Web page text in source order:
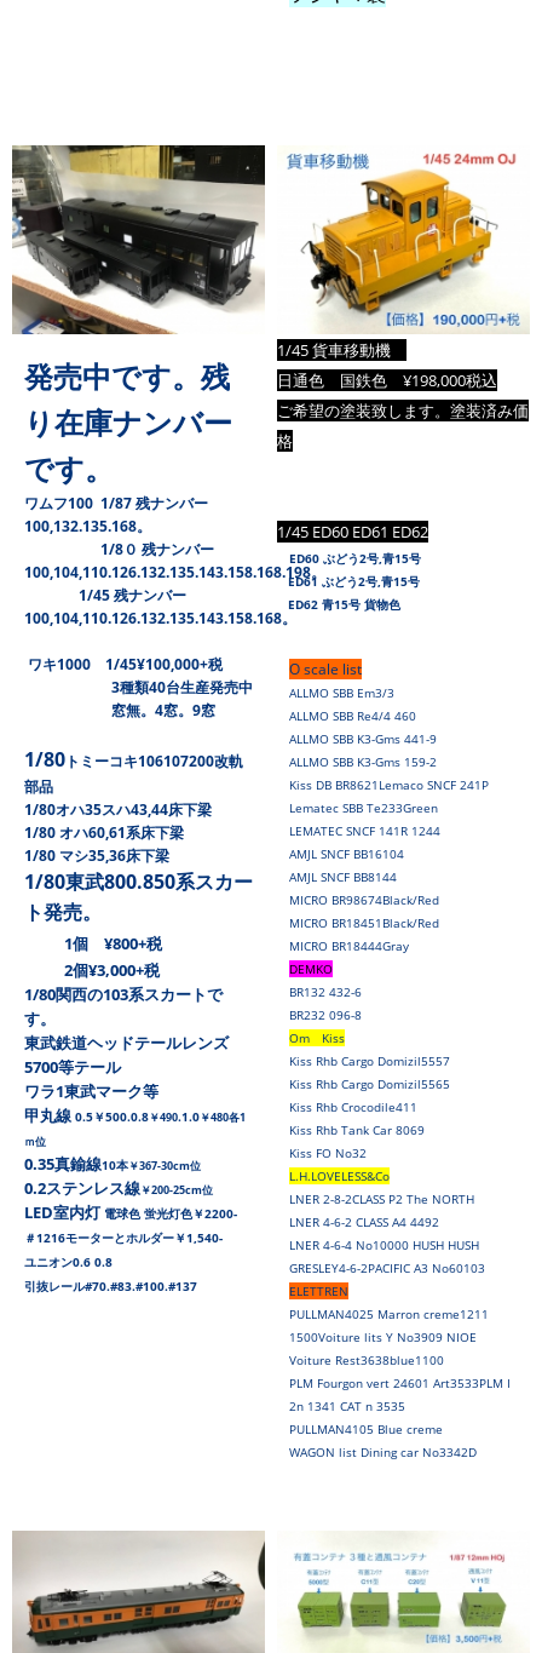
発売中です。残
り在庫ナンバー
です。
ワムフ100 1/87 残ナンバー
100,132.135.168。
1/8０ 残ナンバー
100,104,110.126.132.135.143.158.168.198。
1/45 残ナンバー
100,104,110.126.132.135.143.158.168。
ワキ1000 1/45¥100,000+税
3種類40台生産発売中
窓無。4窓。9窓
1/80 トミーコキ106107200改軌
部品
1/80オハ35スハ43,44床下梁
1/80 オハ60,61系床下梁
1/80 マシ35,36床下梁
1/80東武800.850系スカー
ト発売。
1個 ¥800+税
2個¥3,000+税
1/80関西の103系スカートで
す。
東武鉄道ヘッドテールレンズ
5700等テール
ワラ1東武マーク等
甲丸線 0.5￥500.0.8￥490.1.0￥480各1
ｍ位
0.35真鍮線10本￥367-30cm位
0.2ステンレス線￥200-25cm位
LED室内灯 電球色 蛍光灯色￥2200-
＃1216モーターとホルダー￥1,540-
ユニオン0.6 0.8
引抜レール#70.#83.#100.#137
1/45 貨車移動機
日通色 国鉄色 ¥198,000税込
ご希望の塗装致します。塗装済み価
格
1/45 ED60 ED61 ED62
ED60 ぶどう2号,青15号
ED61 ぶどう2号,青15号
ED62 青15号 貨物色
O scale list
ALLMO SBB Em3/3
ALLMO SBB Re4/4 460
ALLMO SBB K3-Gms 441-9
ALLMO SBB K3-Gms 159-2
Kiss DB BR8621 Lemaco SNCF 241P
Lematec SBB Te233Green
LEMATEC SNCF 141R 1244
AMJL SNCF BB16104
AMJL SNCF BB8144
MICRO BR98674Black/Red
MICRO BR18451Black/Red
MICRO BR18444Gray
DEMKO
BR132 432-6
BR232 096-8
Om Kiss
Kiss Rhb Cargo Domizil5557
Kiss Rhb Cargo Domizil5565
Kiss Rhb Crocodile411
Kiss Rhb Tank Car 8069
Kiss FO No32
L.H.LOVELESS&Co
LNER 2-8-2CLASS P2 The NORTH
LNER 4-6-2 CLASS A4 4492
LNER 4-6-4 No10000 HUSH HUSH
GRESLEY4-6-2PACIFIC A3 No60103
ELETTREN
PULLMAN4025 Marron creme1211
1500Voiture lits Y No3909 NIOE
Voiture Rest3638blue1100
PLM Fourgon vert 24601 Art3533PLM I
2n 1341 CAT n 3535
PULLMAN4105 Blue creme
WAGON list Dining car No3342D